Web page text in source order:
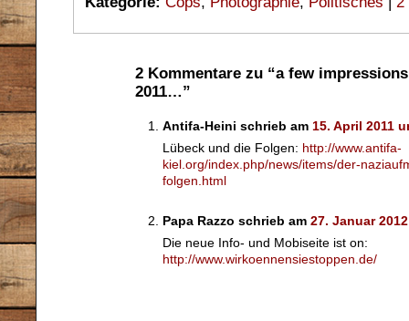
2 Kommentare zu “a few
2011…”
Antifa-Heini schrieb am 15. April 2011
Lübeck und die Folgen: http://www.antifa-
kiel.org/index.php/news/items/der-
folgen.html
Papa Razzo schrieb am 27. Januar
Die neue Info- und Mobiseite ist on:
http://www.wirkoennensiestoppen.de/